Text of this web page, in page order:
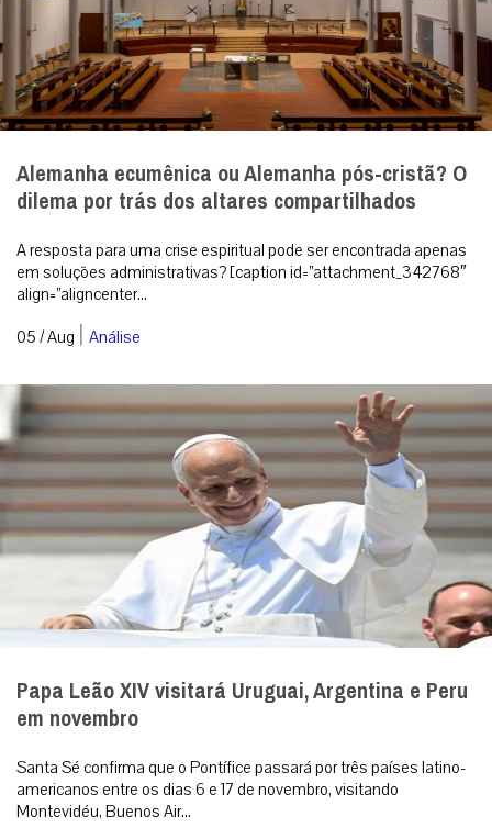
A resposta para uma crise espiritual pode ser encontrada apenas
em soluções administrativas? [caption id=”attachment_342768″
align=”aligncenter...
05 / Aug|Análise
Papa Leão XIV visitará Uruguai, Argentina e Peru
em novembro
Santa Sé confirma que o Pontífice passará por três países latino-
americanos entre os dias 6 e 17 de novembro, visitando
Montevidéu, Buenos Air...
05 / Aug|Roma
RECEBA NOSSO BOLETIM DIÁRIO